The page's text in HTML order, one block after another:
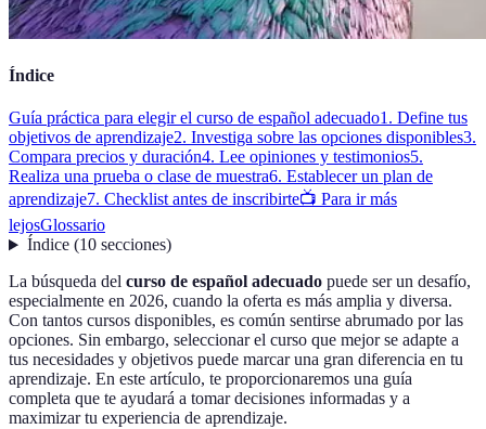
Índice
Guía práctica para elegir el curso de español adecuado1. Define tus
objetivos de aprendizaje2. Investiga sobre las opciones disponibles3.
Compara precios y duración4. Lee opiniones y testimonios5.
Realiza una prueba o clase de muestra6. Establecer un plan de
aprendizaje7. Checklist antes de inscribirte📺 Para ir más
lejosGlossario
Índice(10 secciones)
La búsqueda del curso de español adecuado puede ser un desafío,
especialmente en 2026, cuando la oferta es más amplia y diversa.
Con tantos cursos disponibles, es común sentirse abrumado por las
opciones. Sin embargo, seleccionar el curso que mejor se adapte a
tus necesidades y objetivos puede marcar una gran diferencia en tu
aprendizaje. En este artículo, te proporcionaremos una guía
completa que te ayudará a tomar decisiones informadas y a
maximizar tu experiencia de aprendizaje.